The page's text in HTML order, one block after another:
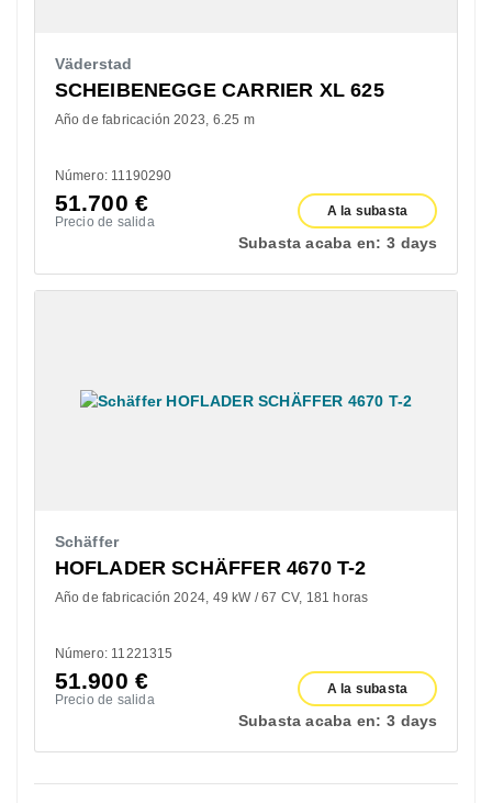
Väderstad
SCHEIBENEGGE CARRIER XL 625
Año de fabricación 2023 6.25 m
Número: 11190290
51.700 €
Precio de salida
A la subasta
Subasta acaba en: 3 days
Schäffer
HOFLADER SCHÄFFER 4670 T-2
Año de fabricación 2024 49 kW / 67 CV 181 horas
Número: 11221315
51.900 €
Precio de salida
A la subasta
Subasta acaba en: 3 days